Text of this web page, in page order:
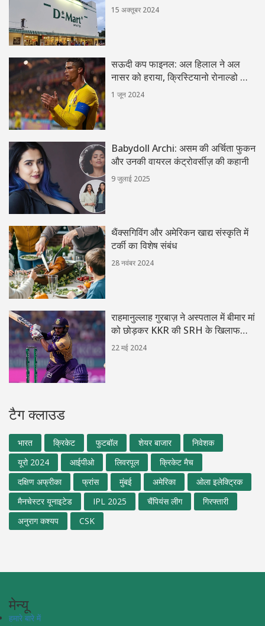
15 अक्तूबर 2024
सऊदी कप फाइनल: अल हिलाल ने अल
नासर को हराया, क्रिस्टियानो रोनाल्डो की
निराशा
1 जून 2024
Babydoll Archi: असम की अर्चिता फुकन
और उनकी वायरल कंट्रोवर्सीज़ की कहानी
9 जुलाई 2025
थैंक्सगिविंग और अमेरिकन खाद्य संस्कृति में
टर्की का विशेष संबंध
28 नवंबर 2024
राहमानुल्लाह गुरबाज़ ने अस्पताल में बीमार मां
को छोड़कर KKR की SRH के खिलाफ
IPL मैच खेलने का फैसला किया
22 मई 2024
टैग क्लाउड
भारत क्रिकेट फुटबॉल शेयर बाजार
निवेशक
यूरो 2024
आईपीओ लिवरपूल
क्रिकेट मैच
दक्षिण अफ्रीका
फ्रांस मुंबई अमेरिका
ओला इलेक्ट्रिक
मैनचेस्टर यूनाइटेड
IPL 2025 चैंपियंस लीग
गिरफ्तारी
अनुराग कश्यप
CSK
मेन्यू
हमारे बारे में